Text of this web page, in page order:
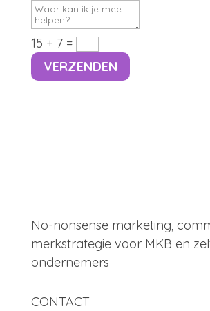
15 + 7=
VERZENDEN
No-nonsense marketing,
merkstrategie voor MKB en
ondernemers
CONTACT